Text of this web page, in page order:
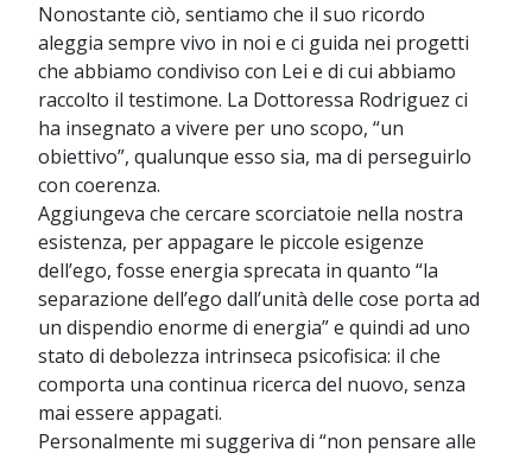
Nonostante ciò, sentiamo che il suo ricordo
aleggia sempre vivo in noi e ci guida nei progetti
che abbiamo condiviso con Lei e di cui abbiamo
raccolto il testimone. La Dottoressa Rodriguez ci
ha insegnato a vivere per uno scopo, “un
obiettivo”, qualunque esso sia, ma di perseguirlo
con coerenza.
Aggiungeva che cercare scorciatoie nella nostra
esistenza, per appagare le piccole esigenze
dell’ego, fosse energia sprecata in quanto “la
separazione dell’ego dall’unità delle cose porta ad
un dispendio enorme di energia” e quindi ad uno
stato di debolezza intrinseca psicofisica: il che
comporta una continua ricerca del nuovo, senza
mai essere appagati.
Personalmente mi suggeriva di “non pensare alle